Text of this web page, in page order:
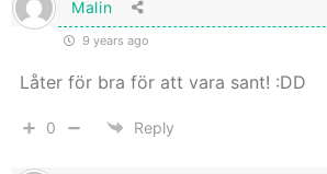
Malin
9 years ago
Låter för bra för att vara sant! :DD
0 Reply